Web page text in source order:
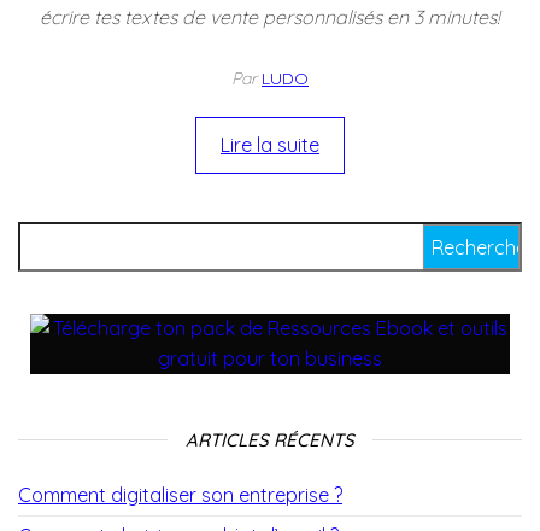
écrire tes textes de vente personnalisés en 3 minutes!
ParLUDO
Lire la suite
ARTICLES RÉCENTS
Comment digitaliser son entreprise ?